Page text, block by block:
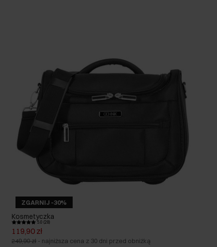
ZGARNIJ -30%
Kosmetyczka
5.0 (28)
119,90 zł
249,90 zł - najniższa cena z 30 dni przed obniżką